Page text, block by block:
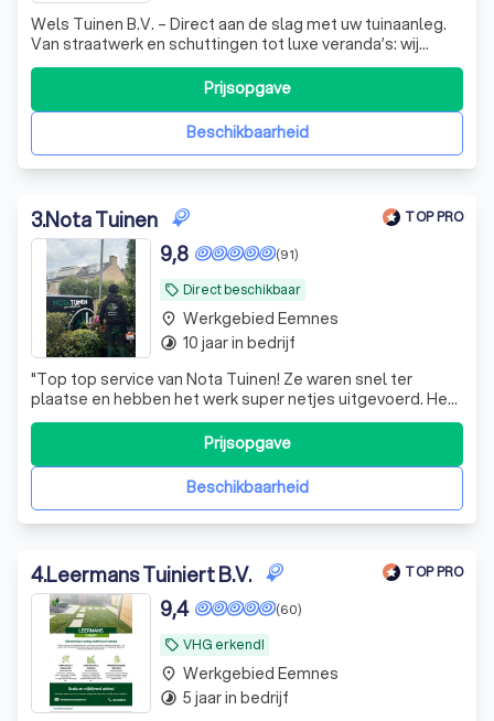
Wels Tuinen B.V. – Direct aan de slag met uw tuinaanleg.
Van straatwerk en schuttingen tot luxe veranda’s: wij
realiseren uw volledige tuin van A tot Z. U vraagt, wij
Beschikbaarheid
Prijsopgave
3.Nota Tuinen TOP PRO
local_offer Direct beschikbaar
(91)
9,8
"Top top service van Nota Tuinen! Ze waren snel ter
plaatse en hebben het werk super netjes uitgevoerd. Het
team bestond uit beleefde en nette mannen die duidelijk
weten wat ze doen. Zeker een aanrader!!!
Beschikbaarheid
Prijsopgave
place Werkgebied Eemnes
timelapse 10 jaar in bedrijf
4.Leermans Tuiniert B.V. TOP PRO
local_offer VHG erkend!
(60)
9,4
place Werkgebied Eemnes
timelapse 5 jaar in bedrijf